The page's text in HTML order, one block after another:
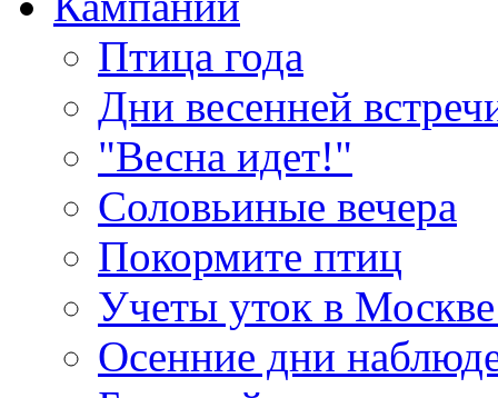
Птица года
Дни весенней
"Весна идет!"
Соловьиные вечера
Покормите птиц
Учеты уток в
Осенние дни